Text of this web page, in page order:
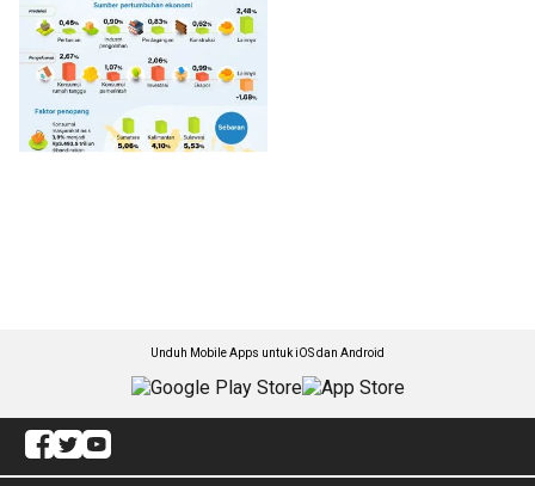
Unduh Mobile Apps untuk iOS dan Android